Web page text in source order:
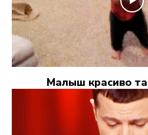
Малыш красиво